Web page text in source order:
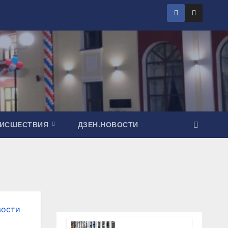
ДЗЕН.НОВОСТИ